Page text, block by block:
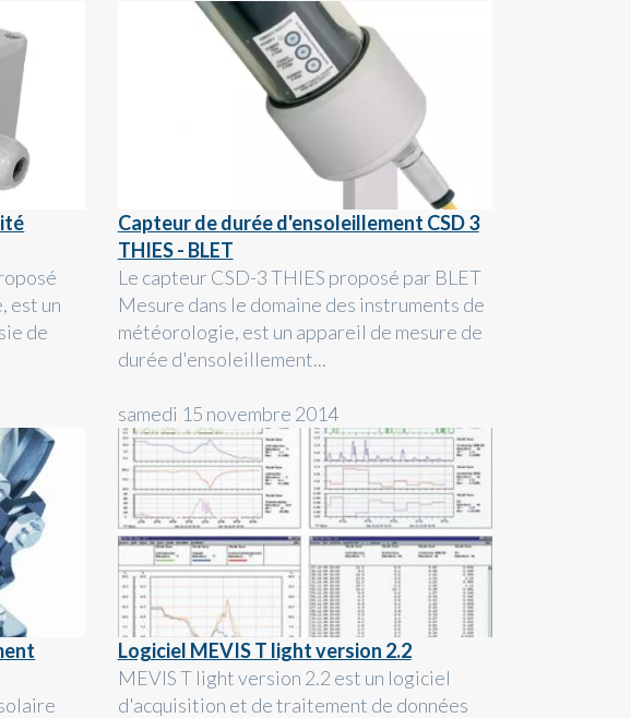
est un
de
Capteur de durée d'ensoleillement CSD 3
THIES - BLET
Le capteur CSD-3 THIES proposé par BLET
Mesure dans le domaine des instruments de
météorologie, est un appareil de mesure de
durée d'ensoleillement...
samedi 15 novembre 2014
Logiciel MEVIS T light version 2.2
MEVIS T light version 2.2 est un logiciel
d'acquisition et de traitement de données